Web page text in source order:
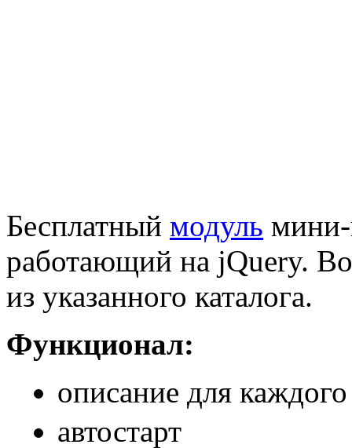
Бесплатный модуль мини-
работающий на jQuery.
из указанного каталога.
Функционал:
описание для
автостарт